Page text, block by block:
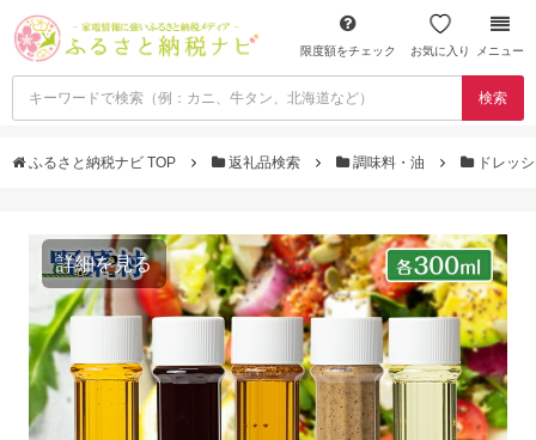
限度額をチェック お気に入り メニュー
検索
ふるさと納税ナビ TOP 返礼品検索 調味料・油 ドレッ
詳細を見る